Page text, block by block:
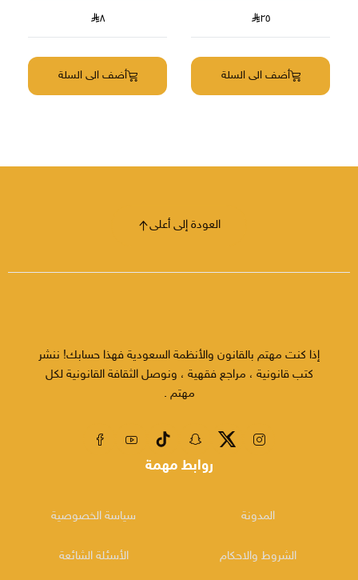
٢٥
أضف الى السلة
٨
أضف الى السلة
العودة إلى أعلى
إذا كنت مهتم بالقانون والأنظمة السعودية فهذا حسابك! ننشر
كتب قانونية ، مراجع فقهية ، ونوصل الثقافة القانونية لكل
مهتم .
روابط مهمة
المدونة
الشروط والاحكام
سياسة الخصوصية
الأسئلة الشائعة